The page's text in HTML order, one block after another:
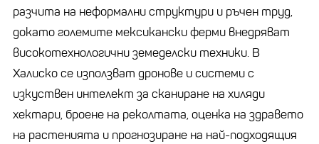
разчита на неформални структури и ръчен труд,
докато големите мексикански ферми внедряват
високотехнологични земеделски техники. В
Халиско се използват дронове и системи с
изкуствен интелект за сканиране на хиляди
хектари, броене на реколтата, оценка на здравето
на растенията и прогнозиране на най-подходящия